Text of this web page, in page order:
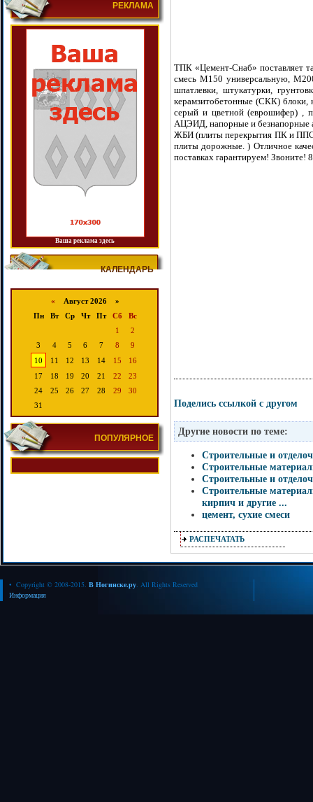
РЕКЛАМА
Ваша реклама здесь
КАЛЕНДАРЬ
« Август 2026 »
Пн
Вт Ср Чт Пт Сб
Вс
1
2
3
4 5 6 7 8
9
10
11 12 13 14 15
16
17
18 19 20 21 22
23
24
25 26 27 28 29
30
31
ПОПУЛЯРНОЕ
ТПК «Цемент-Снаб» поставляет
смесь М150 универсальную,
шпатлевки, штукатурки,
керамзитобетонные (СКК)
серый и цветной (еврошифер) ,
АЦЭИД, напорные и безнапорные
ЖБИ (плиты перекрытия ПК и
плиты дорожные. ) Отличное
поставках гарантируем! Звоните!
Поделись ссылкой с другом
Другие новости по теме:
Строительные и
Строительные
Строительные и
Строительные
кирпич и другие ...
цемент, сухие смеси
РАСПЕЧАТАТЬ
• Copyright © 2008-2015. В Ногинске.ру. All Rights Reserved
Информация